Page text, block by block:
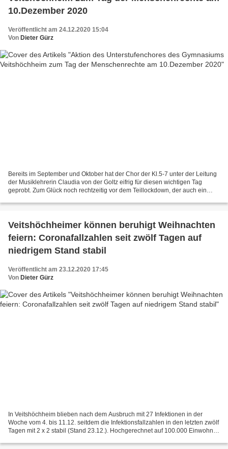
10.Dezember 2020
Veröffentlicht am 24.12.2020 15:04
Von Dieter Gürz
Bereits im September und Oktober hat der Chor der Kl.5-7 unter der Leitung
der Musiklehrerin Claudia von der Goltz eifrig für diesen wichtigen Tag
geprobt. Zum Glück noch rechtzeitig vor dem Teillockdown, der auch ein
Veitshöchheimer können beruhigt Weihnachten
feiern: Coronafallzahlen seit zwölf Tagen auf
niedrigem Stand stabil
Veröffentlicht am 23.12.2020 17:45
Von Dieter Gürz
In Veitshöchheim blieben nach dem Ausbruch mit 27 Infektionen in der
Woche vom 4. bis 11.12. seitdem die Infektionsfallzahlen in den letzten zwölf
Tagen mit 2 x 2 stabil (Stand 23.12.). Hochgerechnet auf 100.000 Einwohner